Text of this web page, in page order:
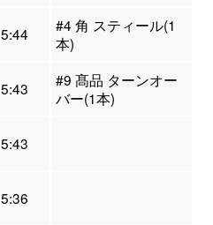
5:44
#4 角 スティール(1
本)
5:43
#9 髙品 ターンオー
バー(1本)
5:43
5:36